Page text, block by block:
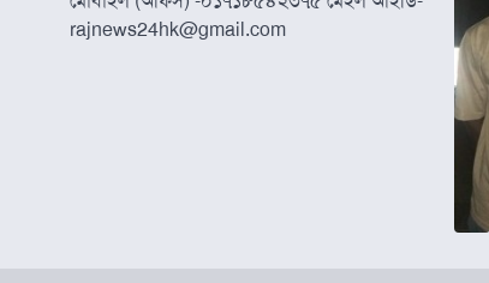
rajnews24hk@gmail.com